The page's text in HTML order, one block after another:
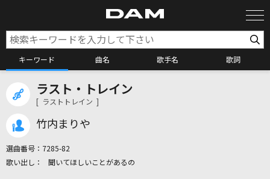
キーワード 曲名 歌手名 歌詞
カラオケ検索
ラスト・トレイン
[ ラストトレイン ]
竹内まりや
選曲番号： 7285-82
聞いてほしいことがあるの